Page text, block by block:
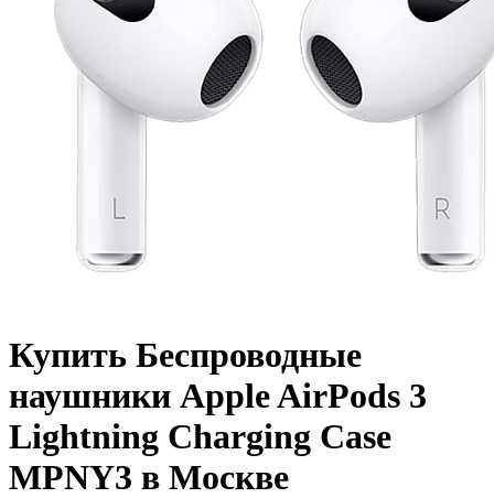
Купить Беспроводные
наушники Apple AirPods 3
Lightning Charging Case
MPNY3 в Москве